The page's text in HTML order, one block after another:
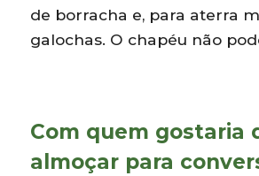
de borracha e, para aterra
galochas. O chapéu não
Com quem gostaria
almoçar para